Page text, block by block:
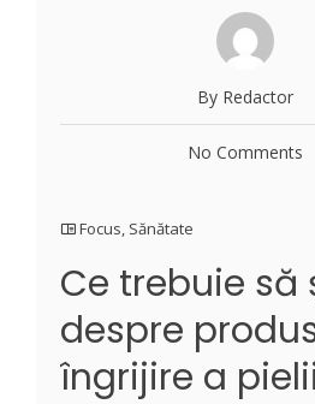
By Redactor
No Comments
Focus, Sănătate
Ce trebuie să
despre
îngrijire a